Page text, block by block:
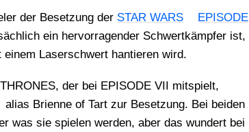
der Beset­zung der STAR WARS
EPISODE
ein her­vor­ra­gen­der Schwert­kämp­fer ist,
Laser­schwert han­tie­ren wird.
der bei EPISODE VII mit­spielt,
ali­as Bri­en­ne of Tart zur Beset­zung. Bei bei­den
was sie spie­len wer­den, aber das wun­dert bei